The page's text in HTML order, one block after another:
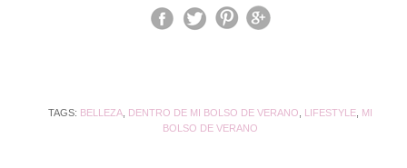
TAGS: BELLEZA DENTRO DE MI BOLSO DE VERANO LIFESTYLE MI
BOLSO DE VERANO